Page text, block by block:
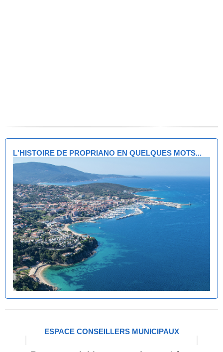
L'HISTOIRE DE PROPRIANO EN QUELQUES MOTS...
ESPACE CONSEILLERS MUNICIPAUX